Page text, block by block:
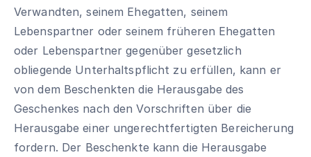
Verwandten, seinem Ehegatten, seinem
Lebenspartner oder seinem früheren Ehegatten
oder Lebenspartner gegenüber gesetzlich
obliegende Unterhaltspflicht zu erfüllen, kann er
von dem Beschenkten die Herausgabe des
Geschenkes nach den Vorschriften über die
Herausgabe einer ungerechtfertigten Bereicherung
fordern. Der Beschenkte kann die Herausgabe